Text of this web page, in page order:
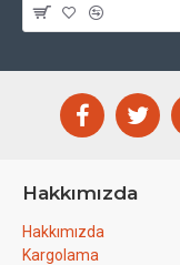
Depolama:
Hakkımızda
Hakkımızda
Kargolama